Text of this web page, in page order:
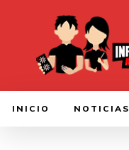
INICIO NOTICIAS